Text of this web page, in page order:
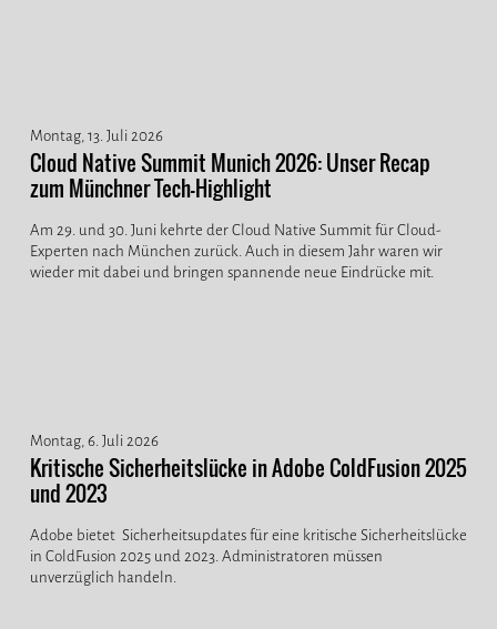
Montag, 13. Juli 2026
Cloud Native Summit Munich 2026: Unser Recap
zum Münchner Tech-Highlight
Am 29. und 30. Juni kehrte der Cloud Native Summit für Cloud-
Experten nach München zurück. Auch in diesem Jahr waren wir
wieder mit dabei und bringen spannende neue Eindrücke mit.
Montag, 6. Juli 2026
Kritische Sicherheitslücke in Adobe ColdFusion 2025
und 2023
Adobe bietet Sicherheitsupdates für eine kritische Sicherheitslücke
in ColdFusion 2025 und 2023. Administratoren müssen
unverzüglich handeln.